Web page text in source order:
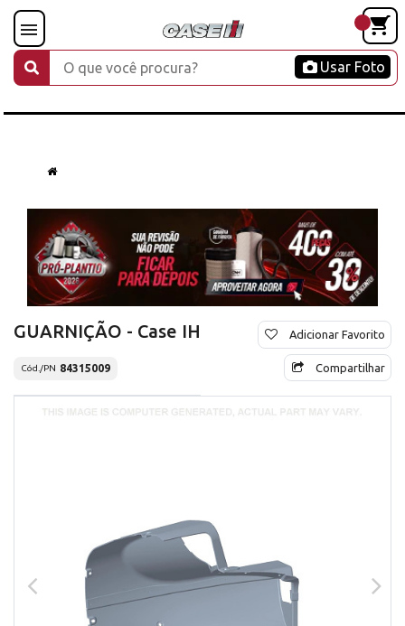
Usar Foto
GUARNIÇÃO - Case IH
Cód./PN 84315009
Adicionar Favorito
Compartilhar